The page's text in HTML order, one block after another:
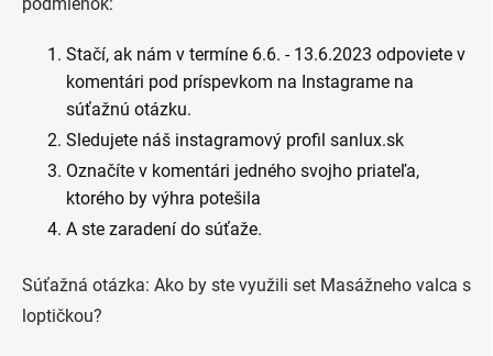
podmienok:
Stačí, ak nám v termíne 6.6. - 13.6.2023 odpoviete v
komentári pod príspevkom na Instagrame na
súťažnú otázku.
Sledujete náš instagramový profil sanlux.sk
Označíte v komentári jedného svojho priateľa,
ktorého by výhra potešila
A ste zaradení do súťaže.
Súťažná otázka: Ako by ste využili set Masážneho valca s
loptičkou?